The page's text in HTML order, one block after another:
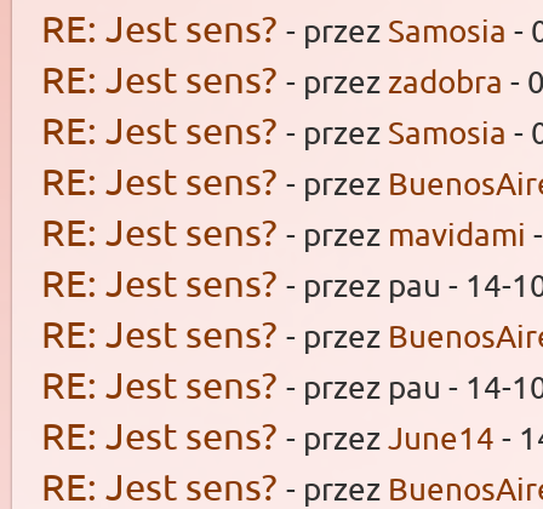
RE: Jest sens? - przez Samosia -
RE: Jest sens? - przez zadobra -
RE: Jest sens? - przez Samosia -
RE: Jest sens? - przez
RE: Jest sens? - przez mavidami
RE: Jest sens? - przez pau - 14-
RE: Jest sens? - przez
RE: Jest sens? - przez pau - 14-
RE: Jest sens? - przezJune14 -
RE: Jest sens? - przez